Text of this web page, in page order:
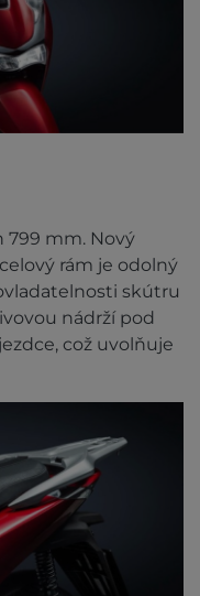
799 mm. Nový
rám je odolný
skútru
nádrží pod
což uvolňuje